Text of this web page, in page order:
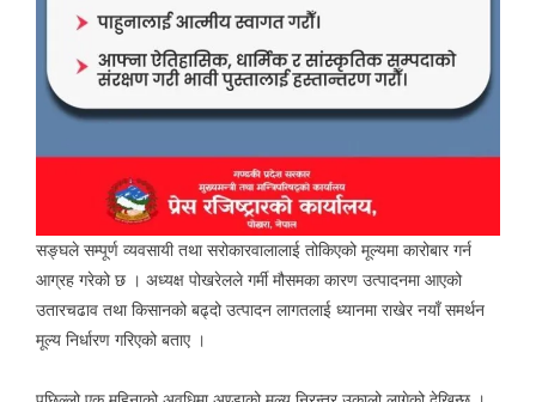
सङ्घले सम्पूर्ण व्यवसायी तथा सरोकारवालालाई तोकिएको मूल्यमा कारोबार गर्न
आग्रह गरेको छ । अध्यक्ष पोखरेलले गर्मी मौसमका कारण उत्पादनमा आएको
उतारचढाव तथा किसानको बढ्दो उत्पादन लागतलाई ध्यानमा राखेर नयाँ समर्थन
मूल्य निर्धारण गरिएको बताए ।